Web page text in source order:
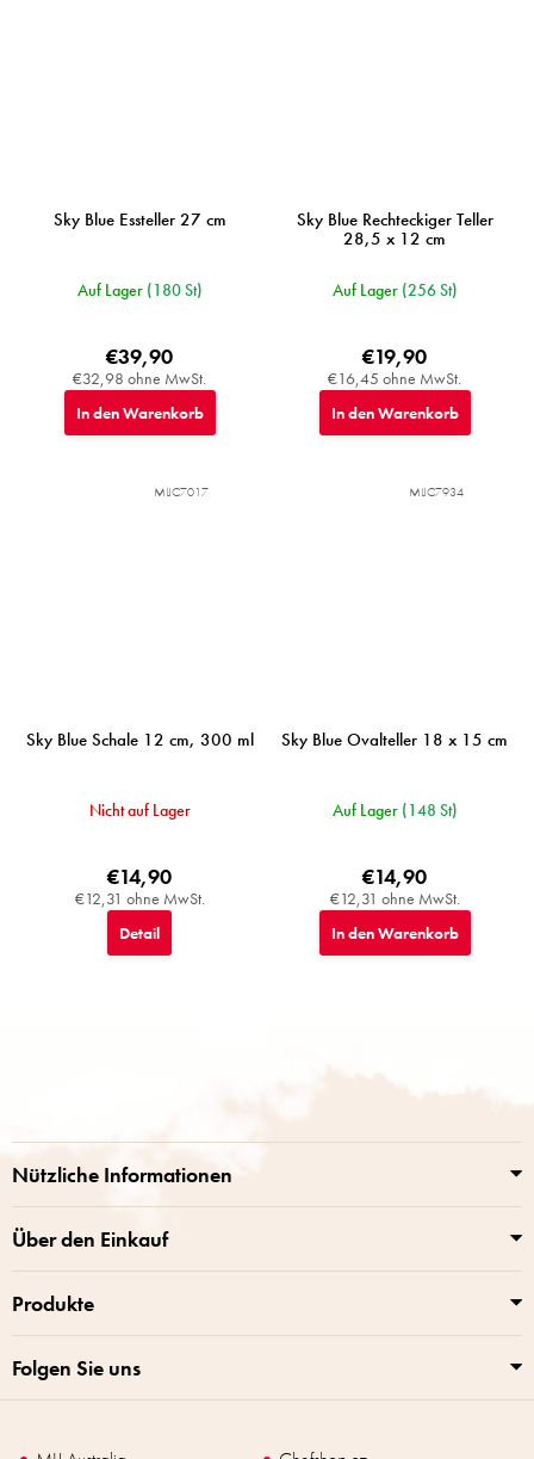
Sky Blue Essteller 27 cm
Auf Lager (180 St)
€32,98 ohne MwSt.
€39,90
In den Warenkorb
Sky Blue Rechteckiger Teller
28,5 x 12 cm
Auf Lager (256 St)
€16,45 ohne MwSt.
€19,90
In den Warenkorb
Sky Blue Schale 12 cm, 300 ml
Nicht auf Lager
€12,31 ohne MwSt.
€14,90
Detail
MIJC7017
Sky Blue Ovalteller 18 x 15 cm
Auf Lager (148 St)
€12,31 ohne MwSt.
€14,90
In den Warenkorb
MIJC7934
Nützliche Informationen
Über den Einkauf
Produkte
Folgen Sie uns